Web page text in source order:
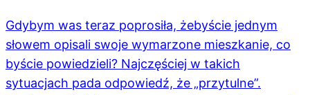
Gdybym was teraz poprosiła, żebyście jednym
słowem opisali swoje wymarzone mieszkanie, co
byście powiedzieli? Najczęściej w takich
sytuacjach pada odpowiedź, że „przytulne”.